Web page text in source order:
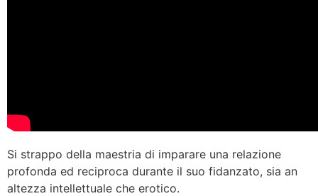
Si strappo della maestria di imparare una relazione
profonda ed reciproca durante il suo fidanzato, sia an
altezza intellettuale che erotico.